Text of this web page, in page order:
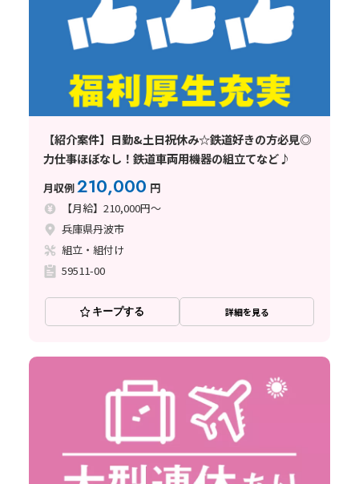
【紹介案件】日勤&土日祝休み☆鉄道好きの方必見◎
力仕事ほぼなし！鉄道車両用機器の組立てなど♪
月収例210,000 円
【月給】210,000円～
兵庫県丹波市
組立・組付け
59511-00
キープする 詳細を見る